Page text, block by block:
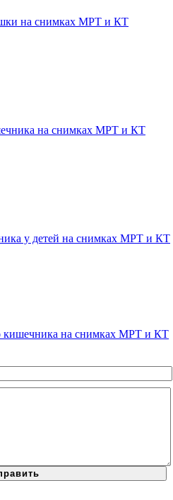
на снимках МРТ и КТ
на снимках МРТ и КТ
у детей на снимках МРТ и КТ
кишечника на снимках МРТ и КТ